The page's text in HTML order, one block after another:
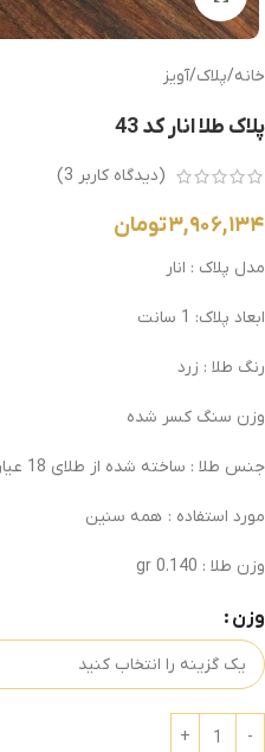
خانه/پلاک/آویز
پلاک طلا انار کد 43
(دیدگاه کاربر 3
)
۳,۹۰۶,۱۳۴تومان
مدل پلاک : انار
ابعاد پلاک: 1 سانت
رنگ طلا : زرد
وزن سنگ کسر شده
جنس طلا : ساخته شده از طلای 18 عیار
مورد استفاده : همه سنین
وزن طلا : 0.140 gr
وزن